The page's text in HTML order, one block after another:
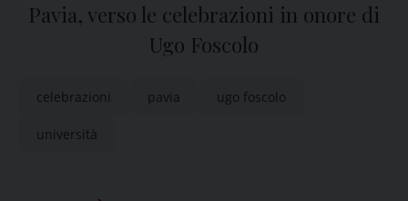
Pavia, verso le celebrazioni in onore di
Ugo Foscolo
celebrazioni pavia ugo foscolo
università